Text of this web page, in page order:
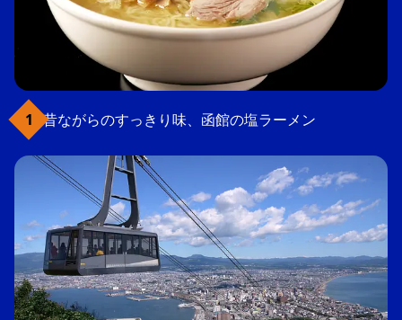
昔ながらのすっきり味、函館の塩ラーメン